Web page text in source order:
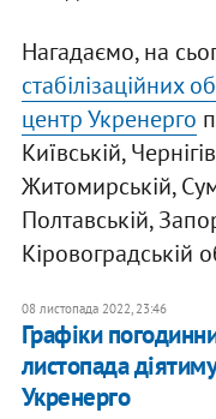
Нагадаємо, на
стабілізаційних
центр Укренерго
Київській,
Житомирській,
Полтавській,
Кіровоградській
08 листопада 2022, 23:46
Графіки
листопада
Укренерго